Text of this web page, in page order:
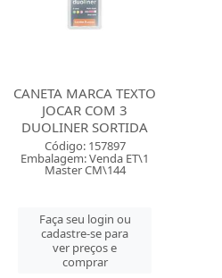
CANETA MARCA TEXTO
JOCAR COM 3
DUOLINER SORTIDA
Código: 157897
Embalagem: Venda ET\1
Master CM\144
Faça seu login ou
cadastre-se para
ver preços e
comprar